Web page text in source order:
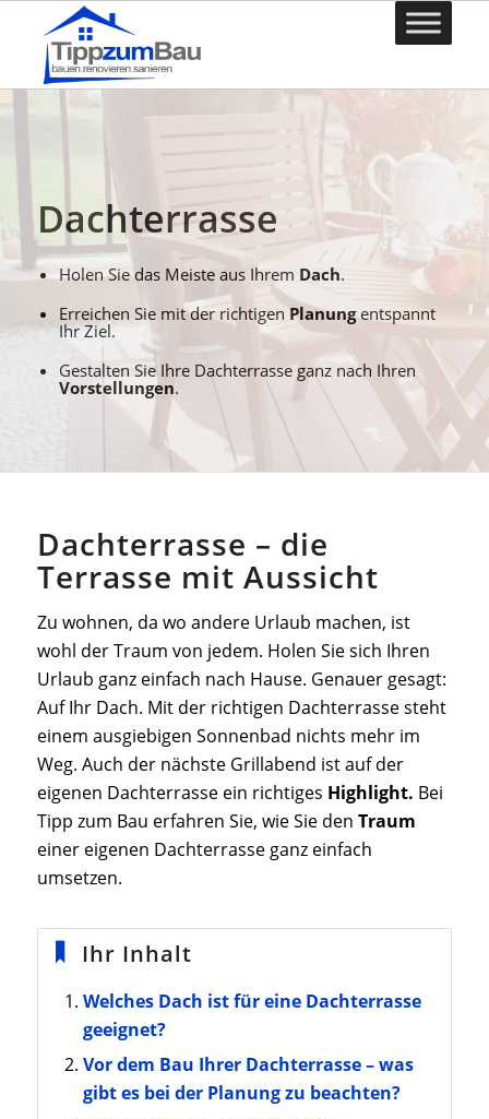
Dachterrasse
Holen Sie das Meiste aus Ihrem Dach.
Erreichen Sie mit der richtigenPlanungentspannt
Ihr Ziel.
Gestalten Sie Ihre Dachterrasse ganz nach Ihren
Vorstellungen.
Dachterrasse – die
Terrasse mit Aussicht
Zu wohnen, da wo andere Urlaub machen, ist
wohl der Traum von jedem. Holen Sie sich Ihren
Urlaub ganz einfach nach Hause. Genauer gesagt:
Auf Ihr Dach. Mit der richtigen Dachterrasse steht
einem ausgiebigen Sonnenbad nichts mehr im
Weg. Auch der nächste Grillabend ist auf der
eigenen Dachterrasse ein richtiges Highlight. Bei
Tipp zum Bau erfahren Sie, wie Sie den Traum
einer eigenen Dachterrasse ganz einfach
umsetzen.
Ihr Inhalt
Welches Dach ist für eine Dachterrasse
geeignet?
Vor dem Bau Ihrer Dachterrasse – was
gibt es bei der Planung zu beachten?